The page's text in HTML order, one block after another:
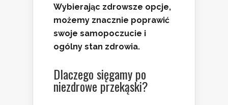
Wybierając zdrowsze opcje,
możemy znacznie poprawić
swoje samopoczucie i
ogólny stan zdrowia.
Dlaczego sięgamy po
niezdrowe przekąski?